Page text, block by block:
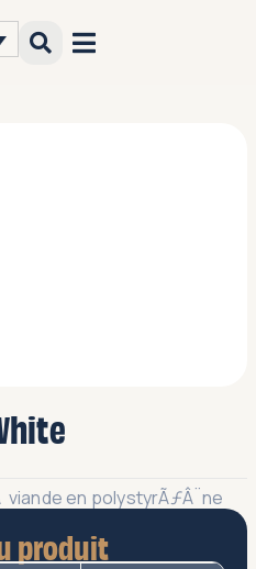
viande en polystyrÃƒÂ¨ne
produit